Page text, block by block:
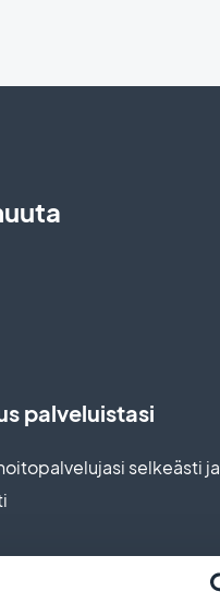
palveluistasi
selkeästi ja
ja automaattiset